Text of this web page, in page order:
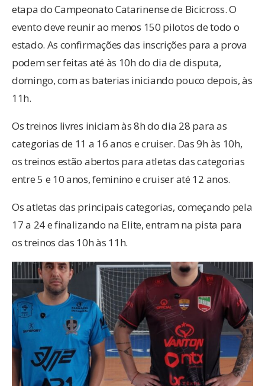
etapa do Campeonato Catarinense de Bicicross. O
evento deve reunir ao menos 150 pilotos de todo o
estado. As confirmações das inscrições para a prova
podem ser feitas até às 10h do dia de disputa,
domingo, com as baterias iniciando pouco depois, às
11h.
Os treinos livres iniciam às 8h do dia 28 para as
categorias de 11 a 16 anos e cruiser. Das 9h às 10h,
os treinos estão abertos para atletas das categorias
entre 5 e 10 anos, feminino e cruiser até 12 anos.
Os atletas das principais categorias, começando pela
17 a 24 e finalizando na Elite, entram na pista para
os treinos das 10h às 11h.